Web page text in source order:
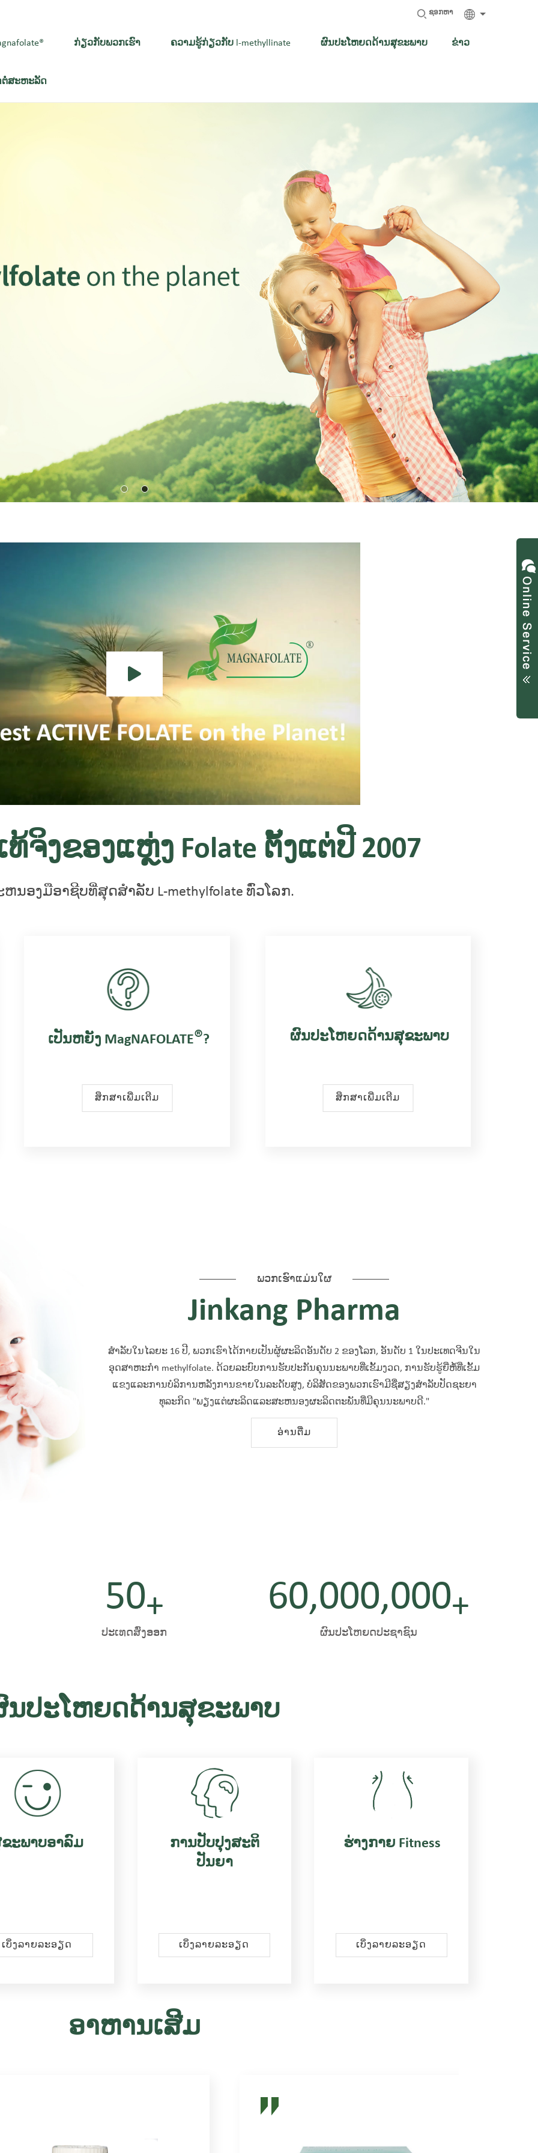
ຊອກຫາ
ກ່ຽວກັບພວກເຮົາ ຄວາມຮູ້ກ່ຽວກັບ l-methyllinate ຜົນປະໂຫຍດດ້ານສຸຂະພາບ ຂ່າວ
ຕໍ່ສະຫະລັດ
ຈິງຂອງແຫຼ່ງ Folate ຕັ້ງແຕ່ປີ 2007
ນອງມືອາຊີບທີ່ສຸດສໍາລັບ L-methylfolate ທົ່ວໂລກ.
ເປັນຫຍັງ MagNAFOLATE®?
ສຶກສາເພີ່ມເຕີມ
ຜົນປະໂຫຍດດ້ານສຸຂະພາບ
ສຶກສາເພີ່ມເຕີມ
ພວກ​ເຮົາ​ແມ່ນ​ໃຜ
Jinkang Pharma
ສໍາລັບໃນໄລຍະ 16 ປີ, ພວກເຮົາໄດ້ກາຍເປັນຜູ້ຜະລິດອັນດັບ 2 ຂອງໂລກ, ອັນດັບ 1 ໃນປະເທດຈີນໃນ
ອຸດສາຫະກໍາ methylfolate. ດ້ວຍລະບົບການຮັບປະກັນຄຸນນະພາບທີ່ເຂັ້ມງວດ, ການຮັບຮູ້ຍີ່ຫໍ້ທີ່ເຂັ້ມ
ແຂງແລະການບໍລິການຫລັງການຂາຍໃນລະດັບສູງ, ບໍລິສັດຂອງພວກເຮົາມີຊື່ສຽງສໍາລັບປັດຊະຍາ
ທຸລະກິດ "ພຽງແຕ່ຜະລິດແລະສະຫນອງຜະລິດຕະພັນທີ່ມີຄຸນນະພາບດີ."
ອ່ານ​ຕື່ມ
50+
ປະເທດສົ່ງອອກ
60,000,000+
ຜົນປະໂຫຍດປະຊາຊົນ
ນປະໂຫຍດດ້ານສຸຂະພາບ
ະພາບອາລົມ
ເບິ່ງ​ລາຍ​ລະ​ອຽດ
ການປັບປຸງສະຕິ
ປັນຍາ
ເບິ່ງ​ລາຍ​ລະ​ອຽດ
ຮ່າງກາຍ Fitness
ເບິ່ງ​ລາຍ​ລະ​ອຽດ
ອາຫານເສີມ